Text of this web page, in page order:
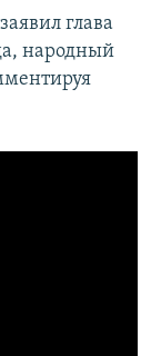
заявил глава
народный